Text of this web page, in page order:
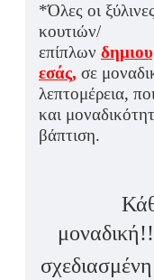
*Όλες οι
κουτιών/
επίπλων
εσάς, σε
λεπτομέρεια,
και
βάπτιση.
μοναδική!!